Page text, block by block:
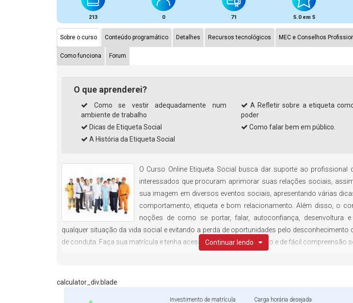
213 0 71 5.0 em 5
Sobre o curso Conteúdo programático Detalhes Recursos tecnológicos MEC e Conselhos
Como funciona Forum
O que aprenderei?
Como se vestir adequadamente num
ambiente de trabalho
Dicas de Etiqueta Social
A História da Etiqueta Social
A Refletir sobre a etiqueta
poder
Como falar bem em público.
O Curso Online Etiqueta Social busca dar suporte ao profissional
interessados que procuram aprimorar suas relações sociais,
sua imagem em diversos eventos sociais, apresentando várias
comportamento, etiqueta e bom relacionamento. Além disso, o
noções de como se portar, falar, autoconfiança, desenvoltura e
qualquer situação da vida social e evitando a perda de oportunidades pelo desconhecimento
de conduta. Faça sua matrícula e tenha acesso a um material diverso e de fácil compreensão
Continuar lendo
calculator_div.blade
Investimento de matrícula Carga horária desejada